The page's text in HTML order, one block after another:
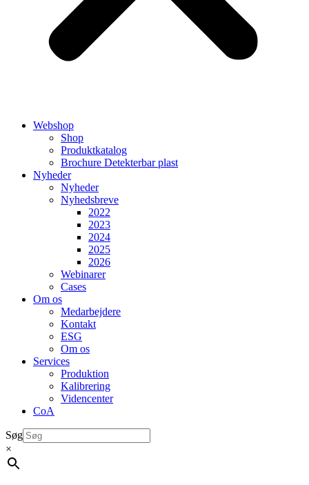
Webshop
Shop
Produktkatalog
Brochure Detekterbar plast
Nyheder
Nyheder
Nyhedsbreve
2022
2023
2024
2025
2026
Webinarer
Cases
Om os
Medarbejdere
Kontakt
ESG
Om os
Services
Produktion
Kalibrering
Videncenter
CoA
Søg
×